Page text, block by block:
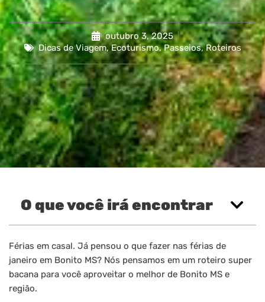
outubro 3, 2025
Dicas de Viagem,Ecoturismo,Passeios,Roteiros
O que você irá encontrar
Férias em casal. Já pensou o que fazer nas férias de
janeiro em Bonito MS? Nós pensamos em um roteiro super
bacana para você aproveitar o melhor de Bonito MS e
região.